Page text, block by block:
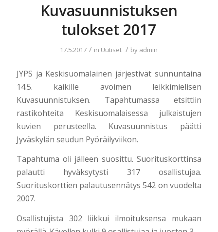
Kuvasuunnistuksen
tulokset 2017
17.5.2017 / in Uutiset / by admin
JYPS ja Keskisuomalainen järjestivät sunnuntaina
14.5. kaikille avoimen leikkimielisen
Kuvasuunnistuksen. Tapahtumassa etsittiin
rastikohteita Keskisuomalaisessa julkaistujen
kuvien perusteella. Kuvasuunnistus päätti
Jyväskylän seudun Pyöräilyviikon.
Tapahtuma oli jälleen suosittu. Suorituskorttinsa
palautti hyväksytysti 317 osallistujaa.
Suorituskorttien palautusennätys 542 on vuodelta
2007.
Osallistujista 302 liikkui ilmoituksensa mukaan